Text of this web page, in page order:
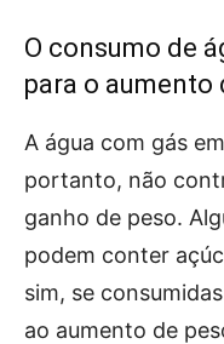
O consumo de
para o aumento
A água com gás
portanto, não
ganho de peso.
podem conter
sim, se
ao aumento de